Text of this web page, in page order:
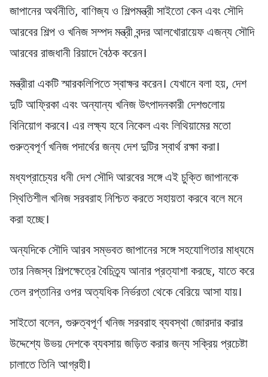
জাপানের অর্থনীতি, বাণিজ্য ও শিল্পমন্ত্রী সাইতো কেন এবং সৌদি
আরবের শিল্প ও খনিজ সম্পদ মন্ত্রী বন্দর আলখোরায়েফ এজন্য সৌদি
আরবের রাজধানী রিয়াদে বৈঠক করেন।
মন্ত্রীরা একটি স্মারকলিপিতে স্বাক্ষর করেন। যেখানে বলা হয়, দেশ
দুটি আফ্রিকা এবং অন্যান্য খনিজ উৎপাদনকারী দেশগুলোয়
বিনিয়োগ করবে। এর লক্ষ্য হবে নিকেল এবং লিথিয়ামের মতো
গুরুত্বপূর্ণ খনিজ পদার্থের জন্য দেশ দুটির স্বার্থ রক্ষা করা।
মধ্যপ্রাচ্যের ধনী দেশ সৌদি আরবের সঙ্গে এই চুক্তি জাপানকে
স্থিতিশীল খনিজ সরবরাহ নিশ্চিত করতে সহায়তা করবে বলে মনে
করা হচ্ছে।
অন্যদিকে সৌদি আরব সম্ভবত জাপানের সঙ্গে সহযোগিতার মাধ্যমে
তার নিজস্ব শিল্পক্ষেত্রে বৈচিত্র্য আনার প্রত্যাশা করছে, যাতে করে
তেল রপ্তানির ওপর অত্যধিক নির্ভরতা থেকে বেরিয়ে আসা যায়।
সাইতো বলেন, গুরুত্বপূর্ণ খনিজ সরবরাহ ব্যবস্থা জোরদার করার
উদ্দেশ্যে উভয় দেশকে ব্যবসায় জড়িত করার জন্য সক্রিয় প্রচেষ্টা
চালাতে তিনি আগ্রহী।